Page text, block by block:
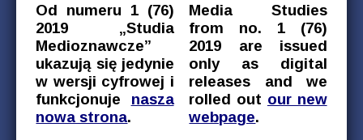
Od numeru 1 (76)
2019 „Studia
Medioznawcze”
ukazują się jedynie
w wersji cyfrowej i
funkcjonuje nasza
nowa strona.
Media Studies
from no. 1 (76)
2019 are issued
only as digital
releases and we
rolled out our new
webpage.